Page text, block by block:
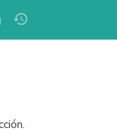
history